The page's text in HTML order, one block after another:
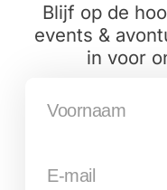
Blijf op de
events &
in voor